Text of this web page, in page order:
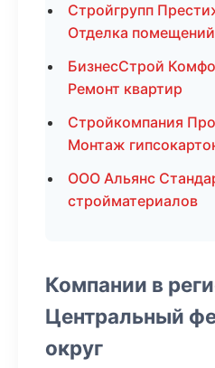
Стройгрупп
Отделка помещений
БизнесСтрой
Ремонт квартир
Стройкомпания
Монтаж
ООО Альянс
стройматериалов
Компании в
Центральный
округ